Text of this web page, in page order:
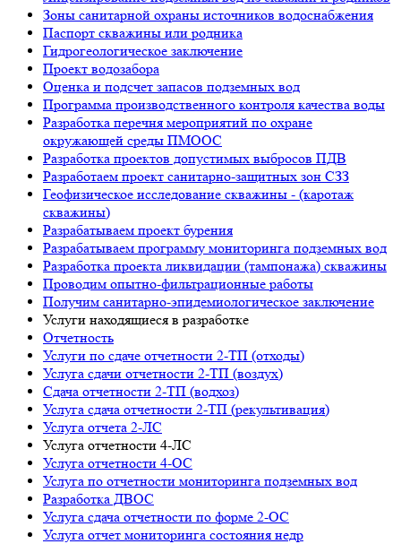
Зоны санитарной охраны источников водоснабжения
Паспорт скважины или родника
Гидрогеологическое заключение
Проект водозабора
Оценка и подсчет запасов подземных вод
Программа производственного контроля качества воды
Разработка перечня мероприятий по охране
окружающей среды ПМООС
Разработка проектов допустимых выбросов ПДВ
Разработаем проект санитарно-защитных зон СЗЗ
Геофизическое исследование скважины - (каротаж
скважины)
Разрабатываем проект бурения
Разрабатываем программу мониторинга подземных вод
Разработка проекта ликвидации (тампонажа) скважины
Проводим опытно-фильтрационные работы
Получим санитарно-эпидемиологическое заключение
Услуги находящиеся в разработке
Отчетность
Услуги по сдаче отчетности 2-ТП (отходы)
Услуга сдачи отчетности 2-ТП (воздух)
Сдача отчетности 2-ТП (водхоз)
Услуга сдача отчетности 2-ТП (рекультивация)
Услуга отчета 2-ЛС
Услуга отчетности 4-ЛС
Услуга отчетности 4-ОС
Услуга по отчетности мониторинга подземных вод
Разработка ДВОС
Услуга сдача отчетности по форме 2-ОС
Услуга отчет мониторинга состояния недр